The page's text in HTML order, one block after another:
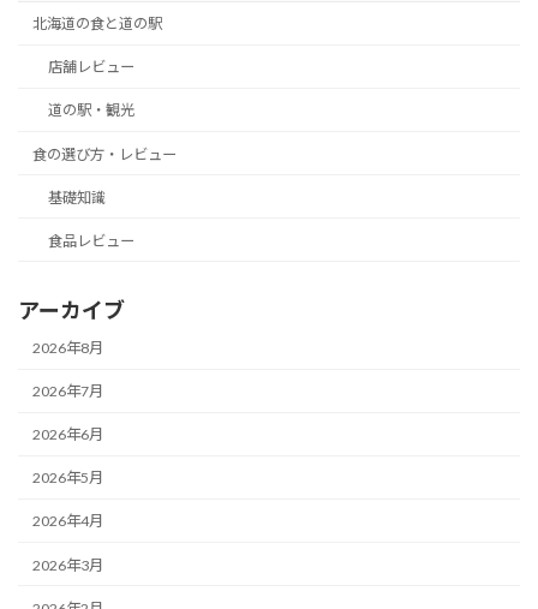
北海道の食と道の駅
店舗レビュー
道の駅・観光
食の選び方・レビュー
基礎知識
食品レビュー
アーカイブ
2026年8月
2026年7月
2026年6月
2026年5月
2026年4月
2026年3月